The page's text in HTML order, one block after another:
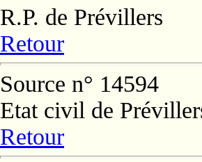
R.P. de Prévillers
Retour
Source n° 14594
Etat civil de
Retour